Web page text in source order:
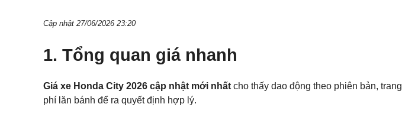
Cập nhật 27/06/2026 23:20
1. Tổng quan giá nhanh
Giá xe Honda City 2026 cập nhật mới nhất cho thấy dao động theo phiên bản,
phí lăn bánh để ra quyết định hợp lý.